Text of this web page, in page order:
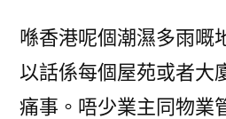
指
南
幫
喺香港呢個潮濕多雨嘅
以話係每個屋苑或者大
痛事。唔少業主同物業